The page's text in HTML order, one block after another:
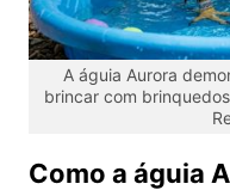
A águia Aurora
brincar com
Como a águia